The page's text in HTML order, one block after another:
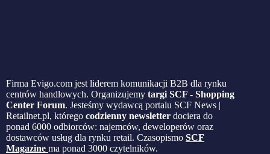
Firma Evigo.com jest liderem komunikacji B2B dla rynku
centrów handlowych. Organizujemy targi SCF - Shopping
Center Forum. Jesteśmy wydawcą portalu SCF News |
Retailnet.pl, którego codzienny newsletter dociera do
ponad 6000 odbiorców: najemców, deweloperów oraz
dostawców usług dla rynku retail. Czasopismo SCF
Magazine ma ponad 3000 czytelników.